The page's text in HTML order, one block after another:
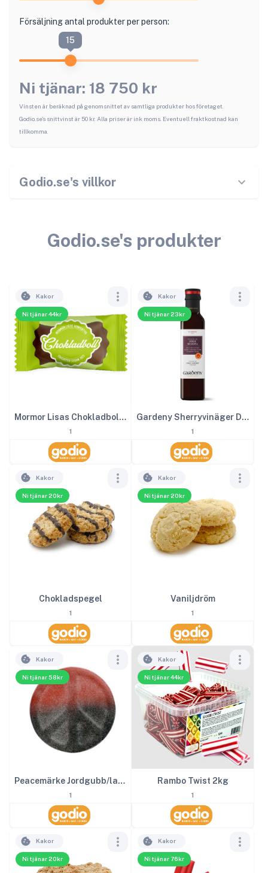
Försäljning antal produkter per person:
15
Ni tjänar: 18 750 kr
Vinsten är beräknad på genomsnittet av samtliga produkter hos företaget.
Godio.se's snittvinst är 50 kr. Alla priser är ink moms. Eventuell fraktkostnad kan
tillkomma.
Godio.se's villkor
Godio.se's produkter
Ni tjänar 44kr
Kakor
Mormor Lisas Chokladboll inslagen 2kg
1
Ni tjänar 23kr
Kakor
Gardeny Sherryvinäger DOP 25 cl
1
Ni tjänar 20kr
Kakor
Chokladspegel
1
Ni tjänar 20kr
Kakor
Vaniljdröm
1
Ni tjänar 58kr
Kakor
Peacemärke Jordgubb/lakrits 2kg
1
Ni tjänar 44kr
Kakor
Rambo Twist 2kg
1
Ni tjänar 20kr
Kakor
Ni tjänar 76kr
Kakor